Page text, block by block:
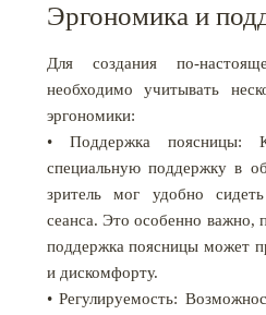
Эргономика и
Для создания по-
необходимо учитывать
эргономики:
• Поддержка поясницы:
специальную поддержку в
зритель мог удобно
сеанса. Это особенно важно,
поддержка поясницы может
и дискомфорту.
• Регулируемость: